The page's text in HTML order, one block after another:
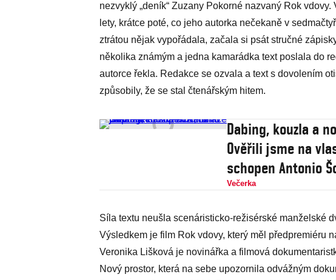
nezvyklý „deník“ Zuzany Pokorné nazvaný Rok
lety, krátce poté, co jeho autorka nečekaně v
ztrátou nějak vypořádala, začala si psát stručné
několika známým a jedna kamarádka text poslala do
autorce řekla. Redakce se ozvala a text s dovolením
způsobily, že se stal čtenářským hitem.
Dabing, kouzla a
Ověřili jsme na
schopen Antonio
Večerka
Síla textu neušla scenáristicko-režisérské manželské
Výsledkem je film Rok vdovy, který měl předpremiéru
Veronika Lišková je novinářka a filmová
Nový prostor, která na sebe upozornila odvážným